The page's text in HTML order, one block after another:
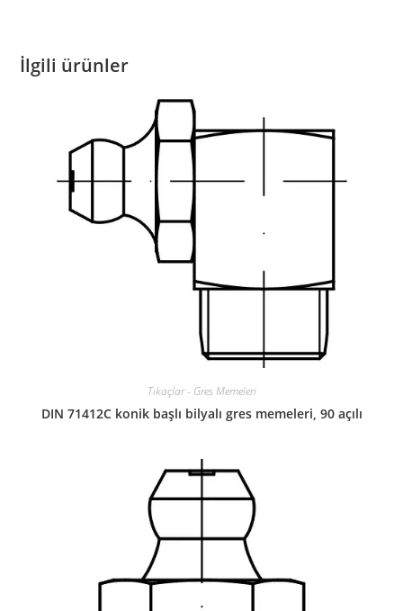
İlgili ürünler
Tıkaçlar - Gres Memeleri
DIN 71412C konik başlı bilyalı gres memeleri, 90 açılı